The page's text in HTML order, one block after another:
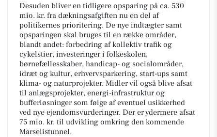
Desuden bliver en tidligere opsparing på ca. 530
mio. kr. fra dækningsafgiften nu en del af
politikernes prioritering. De nye indtægter samt
opsparingen skal bruges til en række områder,
blandt andet: forbedring af kollektiv trafik og
cykelstier, investeringer i folkeskolen,
børnefællesskaber, handicap- og socialområder,
idræt og kultur, erhvervsparkering, start-ups samt
klima- og naturprojekter. Midler vil også blive afsat
til anlægsprojekter, energi-infrastruktur og
bufferløsninger som følge af eventuel usikkerhed
ved nye ejendomsvurderinger. Der er ydermere afsat
75 mio. kr. til udvikling omkring den kommende
Marselistunnel.